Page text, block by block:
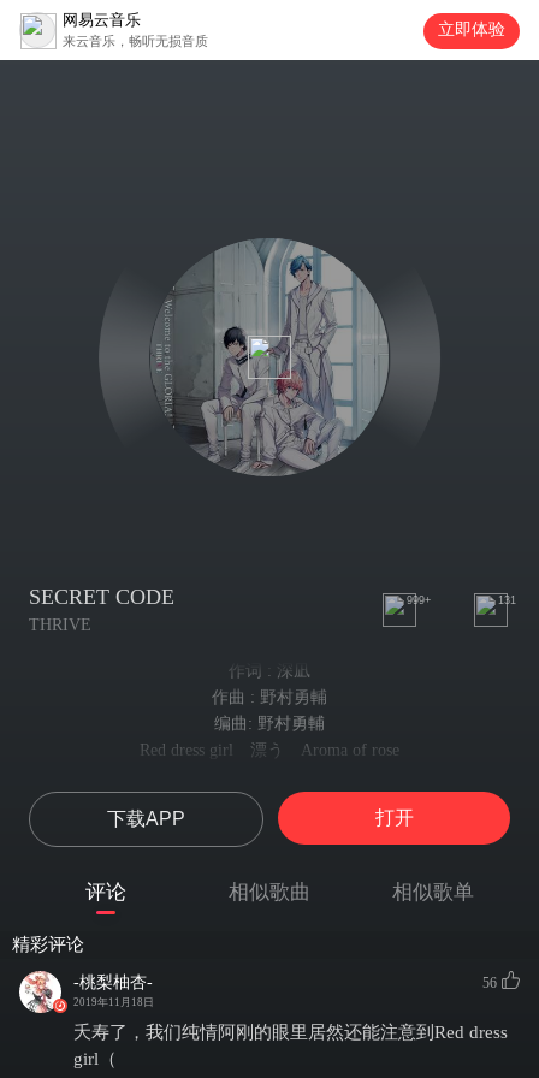
网易云音乐
来云音乐，畅听无损音质
立即体验
SECRET CODE
THRIVE
999+ 131
作词 : 深凪
作曲 : 野村勇輔
编曲: 野村勇輔
Red dress girl 漂う Aroma of rose
探せ SECRET CODE =“君に掛かるKEY”
去寻找神秘代码 =“取决于你的KEY”
Lofty dream そんなものは Breaking now ！
崇高的梦想 那种东西 现在就破坏掉吧！
他の誰より I wanna be number one.
我不会再等了 让我们现在就开始吧
我不会回头
下载APP 打开
评论 相似歌曲 相似歌单
精彩评论
-桃梨柚杏-
2019年11月18日
56
夭寿了，我们纯情阿刚的眼里居然还能注意到Red dress
girl（